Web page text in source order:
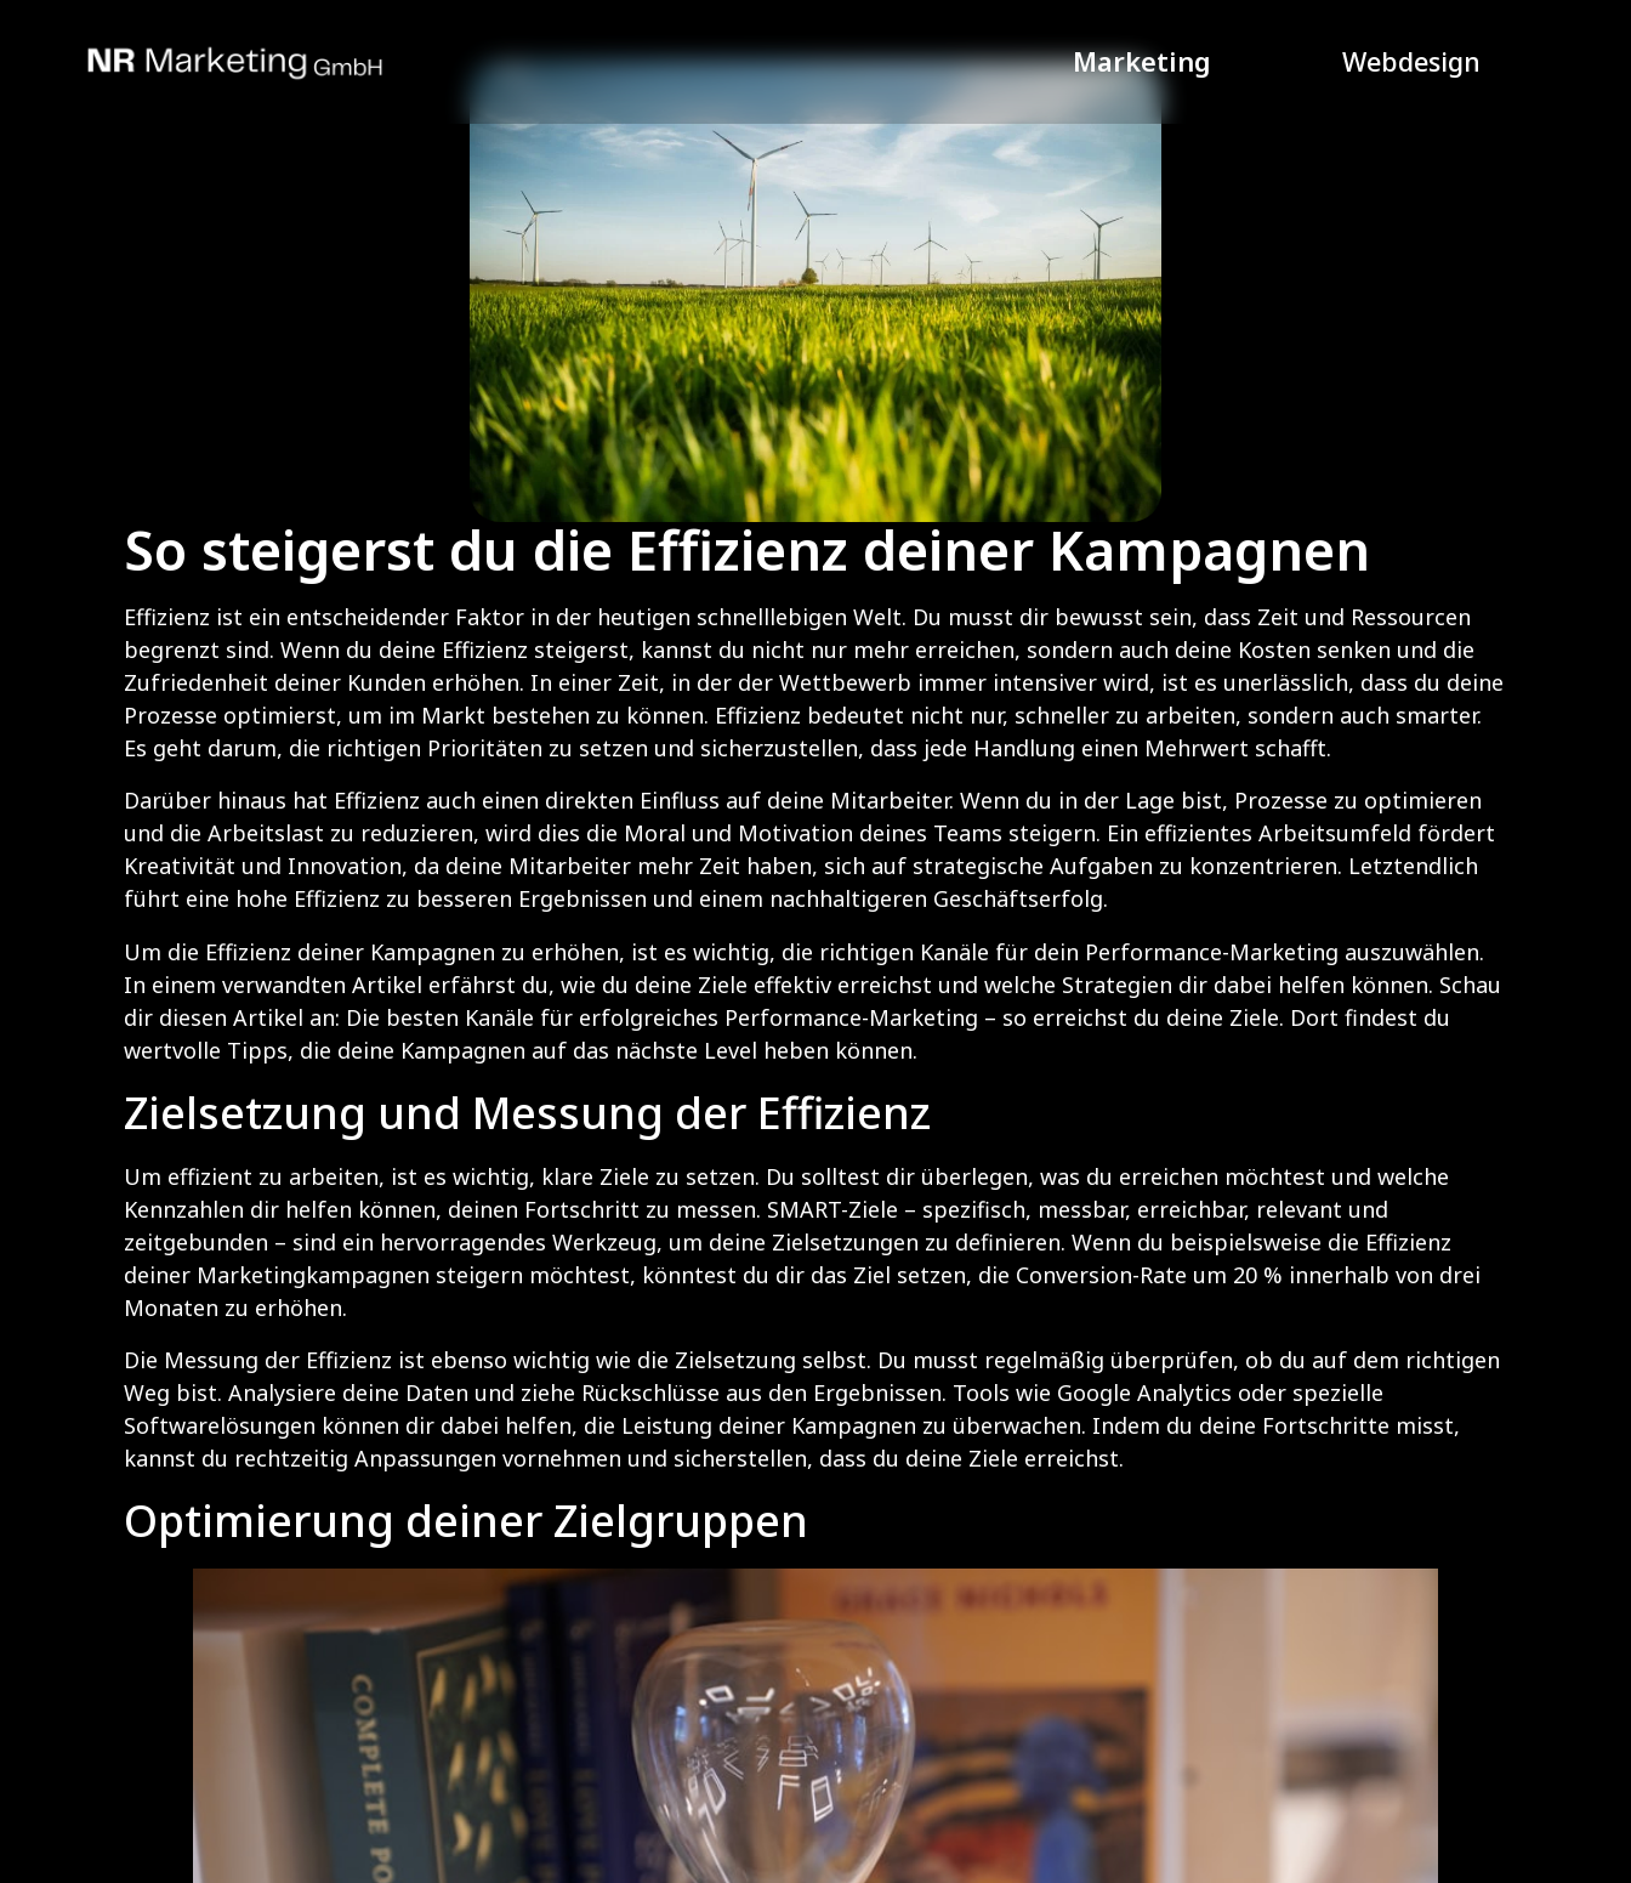
Marketing Webdesign
So steigerst du die Effizienz deiner Kampagnen
Effizienz ist ein entscheidender Faktor in der heutigen schnelllebigen Welt. Du musst dir bewusst sein, dass Zeit und Ressourcen
begrenzt sind. Wenn du deine Effizienz steigerst, kannst du nicht nur mehr erreichen, sondern auch deine Kosten senken und die
Zufriedenheit deiner Kunden erhöhen. In einer Zeit, in der der Wettbewerb immer intensiver wird, ist es unerlässlich, dass du deine
Prozesse optimierst, um im Markt bestehen zu können. Effizienz bedeutet nicht nur, schneller zu arbeiten, sondern auch smarter.
Es geht darum, die richtigen Prioritäten zu setzen und sicherzustellen, dass jede Handlung einen Mehrwert schafft.
Darüber hinaus hat Effizienz auch einen direkten Einfluss auf deine Mitarbeiter. Wenn du in der Lage bist, Prozesse zu optimieren
und die Arbeitslast zu reduzieren, wird dies die Moral und Motivation deines Teams steigern. Ein effizientes Arbeitsumfeld fördert
Kreativität und Innovation, da deine Mitarbeiter mehr Zeit haben, sich auf strategische Aufgaben zu konzentrieren. Letztendlich
führt eine hohe Effizienz zu besseren Ergebnissen und einem nachhaltigeren Geschäftserfolg.
Um die Effizienz deiner Kampagnen zu erhöhen, ist es wichtig, die richtigen Kanäle für dein Performance-Marketing auszuwählen.
In einem verwandten Artikel erfährst du, wie du deine Ziele effektiv erreichst und welche Strategien dir dabei helfen können. Schau
dir diesen Artikel an: Die besten Kanäle für erfolgreiches Performance-Marketing – so erreichst du deine Ziele. Dort findest du
wertvolle Tipps, die deine Kampagnen auf das nächste Level heben können.
Zielsetzung und Messung der Effizienz
Um effizient zu arbeiten, ist es wichtig, klare Ziele zu setzen. Du solltest dir überlegen, was du erreichen möchtest und welche
Kennzahlen dir helfen können, deinen Fortschritt zu messen. SMART-Ziele – spezifisch, messbar, erreichbar, relevant und
zeitgebunden – sind ein hervorragendes Werkzeug, um deine Zielsetzungen zu definieren. Wenn du beispielsweise die Effizienz
deiner Marketingkampagnen steigern möchtest, könntest du dir das Ziel setzen, die Conversion-Rate um 20 % innerhalb von drei
Monaten zu erhöhen.
Die Messung der Effizienz ist ebenso wichtig wie die Zielsetzung selbst. Du musst regelmäßig überprüfen, ob du auf dem richtigen
Weg bist. Analysiere deine Daten und ziehe Rückschlüsse aus den Ergebnissen. Tools wie Google Analytics oder spezielle
Softwarelösungen können dir dabei helfen, die Leistung deiner Kampagnen zu überwachen. Indem du deine Fortschritte misst,
kannst du rechtzeitig Anpassungen vornehmen und sicherstellen, dass du deine Ziele erreichst.
Optimierung deiner Zielgruppen